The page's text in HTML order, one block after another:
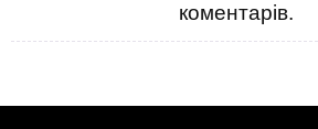
коментарів.